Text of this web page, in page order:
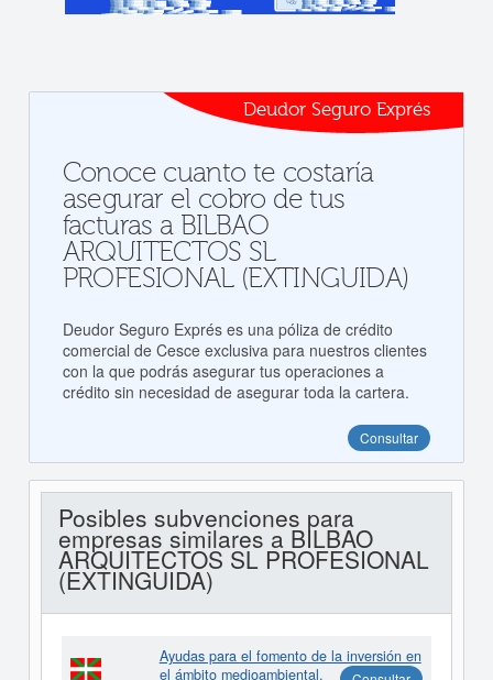
Deudor Seguro Exprés
Conoce cuanto te costaría
asegurar el cobro de tus
facturas a BILBAO
ARQUITECTOS SL
PROFESIONAL (EXTINGUIDA)
Deudor Seguro Exprés es una póliza de crédito
comercial de Cesce exclusiva para nuestros clientes
con la que podrás asegurar tus operaciones a
crédito sin necesidad de asegurar toda la cartera.
Consultar
Posibles subvenciones para
empresas similares a BILBAO
ARQUITECTOS SL PROFESIONAL
(EXTINGUIDA)
Ayudas para el fomento de la inversión en
el ámbito medioambiental.